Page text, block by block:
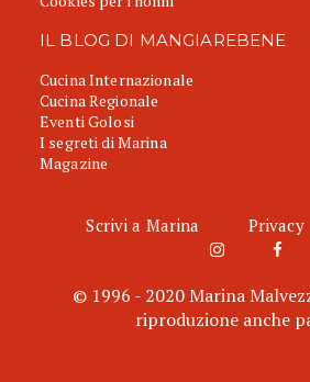
IL BLOG DI MANGIAREBENE
Cucina Internazionale
Cucina Regionale
Eventi Golosi
I segreti di Marina
Magazine
Scrivi a Marina Privacy
© 1996 - 2020 Marina
riproduzione anche